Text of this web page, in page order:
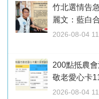
竹北選情告
麗文：藍白
2026-08-04
200點抵農
敬老愛心卡
2026-08-04